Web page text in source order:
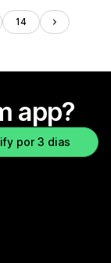
14
app?
por 3 dias